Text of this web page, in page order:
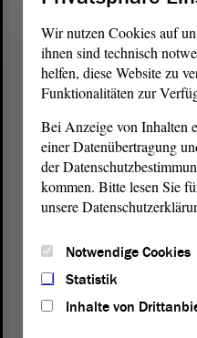
angesprochen - mehrere
anhängig sind. Die
ermittelt derzeit gegen
Verdachtes auf Bildung
Vereinigung, ebenso die
München.
In Sachsen-Anhalt
Blockade des
begangenen Straftaten
weder das Zutun des
Landesregierung, um
Wir nutzen Cookies auf
ihnen sind technisch
helfen, diese Website zu
Funktionalitäten zur
Bei Anzeige von Inhalten
einer Datenübertragung
der
kommen. Bitte lesen Sie
unsere
Notwendige Cookies
Statistik
Inhalte von